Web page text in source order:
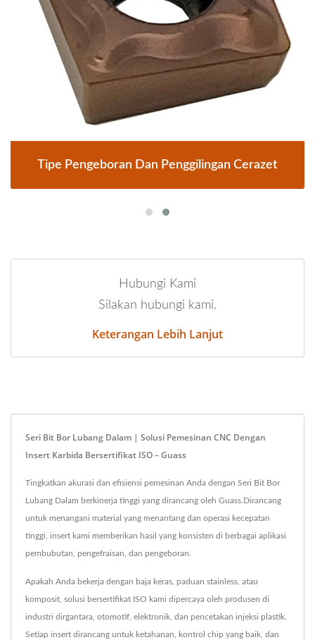
Tipe Pengeboran Dan Penggilingan Cerazet
Hubungi Kami
Silakan hubungi kami.
Keterangan Lebih Lanjut
Seri Bit Bor Lubang Dalam | Solusi Pemesinan CNC Dengan
Insert Karbida Bersertifikat ISO – Guass
Tingkatkan akurasi dan efisiensi pemesinan Anda dengan Seri Bit Bor
Lubang Dalam berkinerja tinggi yang dirancang oleh Guass.Dirancang
untuk menangani material yang menantang dan operasi kecepatan
tinggi, insert kami memberikan hasil yang konsisten di berbagai aplikasi
pembubutan, pengefraisan, dan pengeboran.
Apakah Anda bekerja dengan baja keras, paduan stainless, atau
komposit, solusi bersertifikat ISO kami dipercaya oleh produsen di
industri dirgantara, otomotif, elektronik, dan pencetakan injeksi plastik.
Setiap insert dirancang untuk ketahanan, kontrol chip yang baik, dan